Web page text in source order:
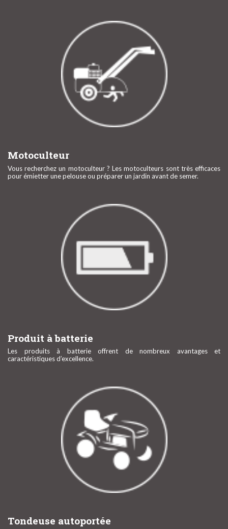
Motoculteur
Vous recherchez un motoculteur ? Les motoculteurs sont très efficaces
pour émietter une pelouse ou préparer un jardin avant de semer.
Produit à batterie
Les produits à batterie offrent de nombreux avantages et
caractéristiques d’excellence.
Tondeuse autoportée